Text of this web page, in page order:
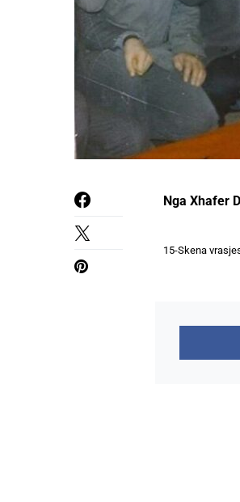
Nga Xhafer
15-Skena